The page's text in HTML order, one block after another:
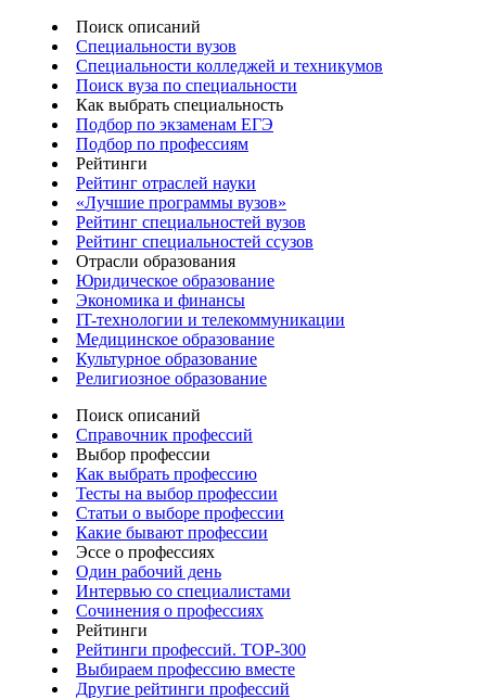
Поиск описаний
Специальности вузов
Специальности колледжей и техникумов
Поиск вуза по специальности
Как выбрать специальность
Подбор по экзаменам ЕГЭ
Подбор по профессиям
Рейтинги
Рейтинг отраслей науки
«Лучшие программы вузов»
Рейтинг специальностей вузов
Рейтинг специальностей ссузов
Отрасли образования
Юридическое образование
Экономика и финансы
IT-технологии и телекоммуникации
Медицинское образование
Культурное образование
Религиозное образование
Поиск описаний
Справочник профессий
Выбор профессии
Как выбрать профессию
Тесты на выбор профессии
Статьи о выборе профессии
Какие бывают профессии
Эссе о профессиях
Один рабочий день
Интервью со специалистами
Сочинения о профессиях
Рейтинги
Рейтинги профессий. TOP-300
Выбираем профессию вместе
Другие рейтинги профессий